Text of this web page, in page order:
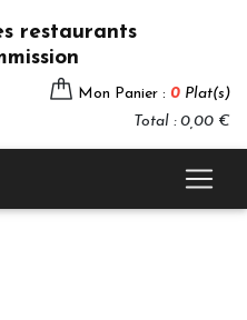
restaurants
Mon Panier : 0 Plat(s)
Total : 0,00 €